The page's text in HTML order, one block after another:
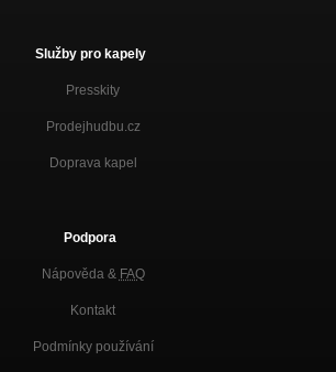
Služby pro kapely
Presskity
Prodejhudbu.cz
Doprava kapel
Podpora
Nápověda & FAQ
Kontakt
Podmínky používání